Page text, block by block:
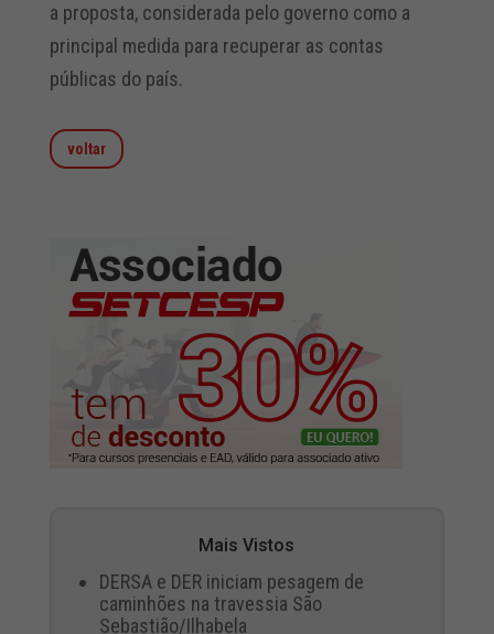
a proposta, considerada pelo governo como a
principal medida para recuperar as contas
públicas do país.
voltar
Mais Vistos
DERSA e DER iniciam pesagem de
caminhões na travessia São
Sebastião/Ilhabela